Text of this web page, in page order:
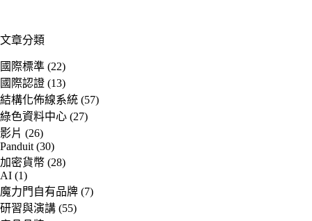
文章分類
國際標準 (22)
國際認證 (13)
結構化佈線系統 (57)
綠色資料中心 (27)
影片 (26)
Panduit(30)
加密貨幣 (28)
AI (1)
魔力門自有品牌 (7)
研習與演講 (55)